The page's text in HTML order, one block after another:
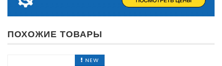
ПОХОЖИЕ ТОВАРЫ
NEW